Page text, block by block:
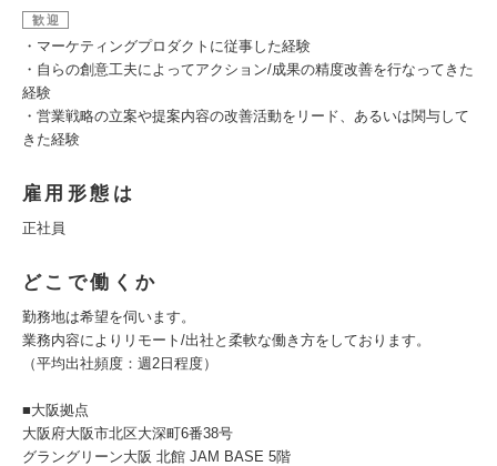
歓迎
・マーケティングプロダクトに従事した経験
・自らの創意工夫によってアクション/成果の精度改善を行なってきた
経験
・営業戦略の立案や提案内容の改善活動をリード、あるいは関与して
きた経験
雇用形態は
正社員
どこで働くか
勤務地は希望を伺います。
業務内容によりリモート/出社と柔軟な働き方をしております。
（平均出社頻度：週2日程度）
■大阪拠点
大阪府大阪市北区大深町6番38号
グラングリーン大阪 北館 JAM BASE 5階